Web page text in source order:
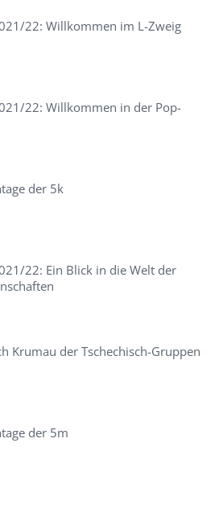
22: Willkommen im L-Zweig
22: Willkommen in der Pop-
der 5k
22: Ein Blick in die Welt der
Krumau der Tschechisch-Gruppen
der 5m